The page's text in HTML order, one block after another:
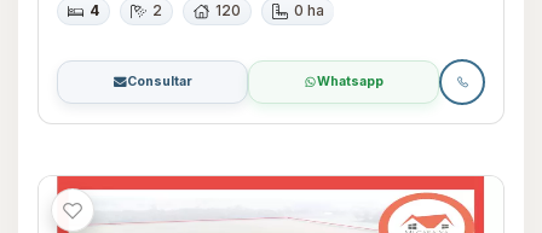
4 2 120 0 ha
Consultar Whatsapp